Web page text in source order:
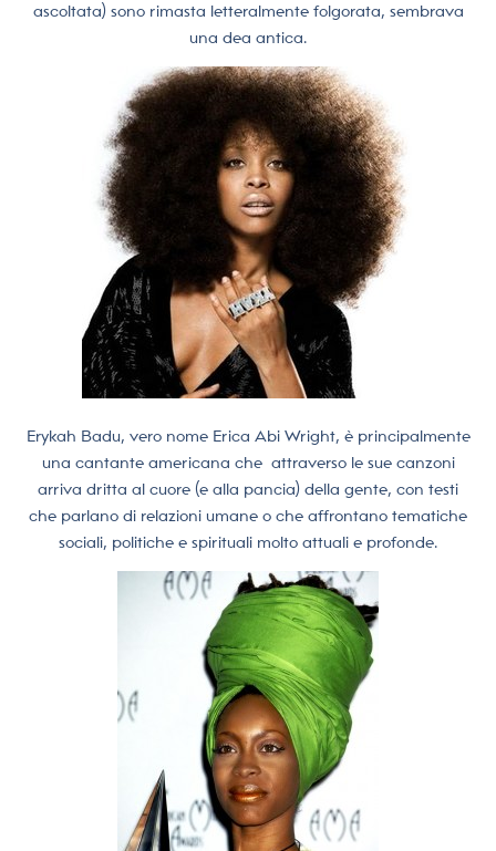
ascoltata) sono rimasta letteralmente folgorata, sembrava
una dea antica.
Erykah Badu, vero nome Erica Abi Wright, è principalmente
una cantante americana che attraverso le sue canzoni
arriva dritta al cuore (e alla pancia) della gente, con testi
che parlano di relazioni umane o che affrontano tematiche
sociali, politiche e spirituali molto attuali e profonde.